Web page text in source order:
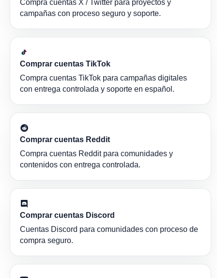
Compra cuentas X / Twitter para proyectos y
campañas con proceso seguro y soporte.
Comprar cuentas TikTok
Compra cuentas TikTok para campañas digitales
con entrega controlada y soporte en español.
Comprar cuentas Reddit
Compra cuentas Reddit para comunidades y
contenidos con entrega controlada.
Comprar cuentas Discord
Cuentas Discord para comunidades con proceso de
compra seguro.